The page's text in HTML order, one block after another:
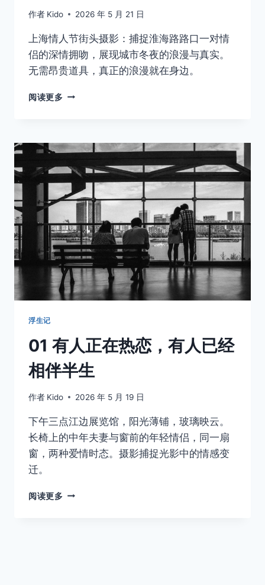
作者 Kido 2026 年 5 月 21 日
上海情人节街头摄影：捕捉淮海路路口一对情
侣的深情拥吻，展现城市冬夜的浪漫与真实。
无需昂贵道具，真正的浪漫就在身边。
阅读更多 02
最
贵
的
十
字
路
口，
他
们
交
换
了
一
宜
的
吻
浮生记
01 有人正在热恋，有人已经
相伴半生
作者 Kido 2026 年 5 月 19 日
下午三点江边展览馆，阳光薄铺，玻璃映云。
长椅上的中年夫妻与窗前的年轻情侣，同一扇
窗，两种爱情时态。摄影捕捉光影中的情感变
迁。
阅读更多 01